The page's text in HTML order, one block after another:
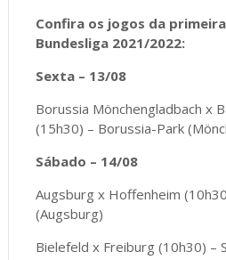
Confira os jogos da
Bundesliga 2021/2022:
Sexta – 13/08
Borussia Mönchengladbach x
(15h30) – Borussia-Park
Sábado – 14/08
Augsburg x Hoffenheim
(Augsburg)
Bielefeld x Freiburg (10h30) –